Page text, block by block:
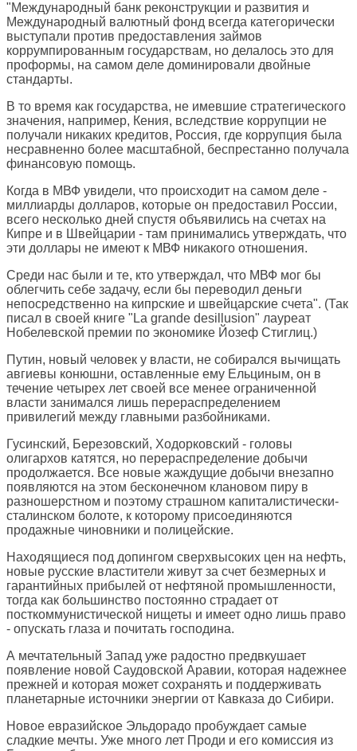
"Международный банк реконструкции и развития и
Международный валютный фонд всегда категорически
выступали против предоставления займов
коррумпированным государствам, но делалось это для
проформы, на самом деле доминировали двойные
стандарты.
В то время как государства, не имевшие стратегического
значения, например, Кения, вследствие коррупции не
получали никаких кредитов, Россия, где коррупция была
несравненно более масштабной, беспрестанно получала
финансовую помощь.
Когда в МВФ увидели, что происходит на самом деле -
миллиарды долларов, которые он предоставил России,
всего несколько дней спустя объявились на счетах на
Кипре и в Швейцарии - там принимались утверждать, что
эти доллары не имеют к МВФ никакого отношения.
Среди нас были и те, кто утверждал, что МВФ мог бы
облегчить себе задачу, если бы переводил деньги
непосредственно на кипрские и швейцарские счета". (Так
писал в своей книге "La grande dеsillusion" лауреат
Нобелевской премии по экономике Йозеф Стиглиц.)
Путин, новый человек у власти, не собирался вычищать
авгиевы конюшни, оставленные ему Ельциным, он в
течение четырех лет своей все менее ограниченной
власти занимался лишь перераспределением
привилегий между главными разбойниками.
Гусинский, Березовский, Ходорковский - головы
олигархов катятся, но перераспределение добычи
продолжается. Все новые жаждущие добычи внезапно
появляются на этом бесконечном клановом пиру в
разношерстном и поэтому страшном капиталистически-
сталинском болоте, к которому присоединяются
продажные чиновники и полицейские.
Находящиеся под допингом сверхвысоких цен на нефть,
новые русские властители живут за счет безмерных и
гарантийных прибылей от нефтяной промышленности,
тогда как большинство постоянно страдает от
посткоммунистической нищеты и имеет одно лишь право
- опускать глаза и почитать господина.
А мечтательный Запад уже радостно предвкушает
появление новой Саудовской Аравии, которая надежнее
прежней и которая может сохранять и поддерживать
планетарные источники энергии от Кавказа до Сибири.
Новое евразийское Эльдорадо пробуждает самые
сладкие мечты. Уже много лет Проди и его комиссия из